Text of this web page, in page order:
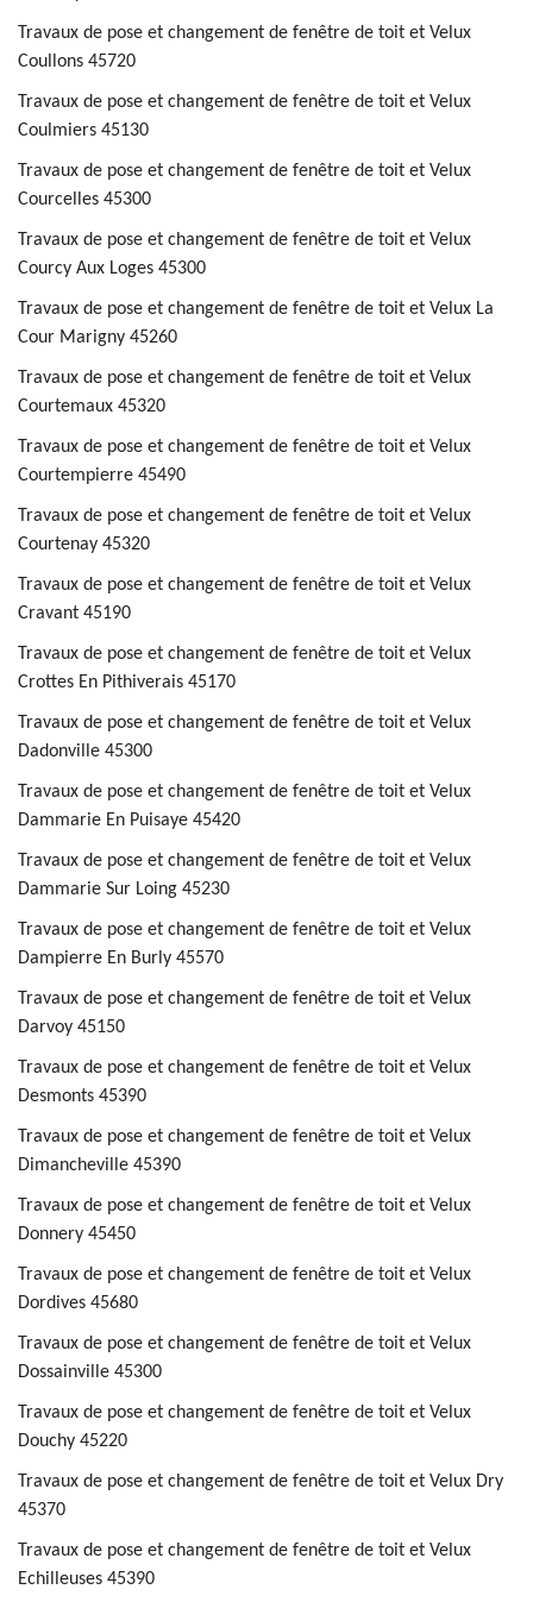
Travaux de pose et changement de fenêtre de toit et Velux
Coullons 45720
Travaux de pose et changement de fenêtre de toit et Velux
Coulmiers 45130
Travaux de pose et changement de fenêtre de toit et Velux
Courcelles 45300
Travaux de pose et changement de fenêtre de toit et Velux
Courcy Aux Loges 45300
Travaux de pose et changement de fenêtre de toit et Velux La
Cour Marigny 45260
Travaux de pose et changement de fenêtre de toit et Velux
Courtemaux 45320
Travaux de pose et changement de fenêtre de toit et Velux
Courtempierre 45490
Travaux de pose et changement de fenêtre de toit et Velux
Courtenay 45320
Travaux de pose et changement de fenêtre de toit et Velux
Cravant 45190
Travaux de pose et changement de fenêtre de toit et Velux
Crottes En Pithiverais 45170
Travaux de pose et changement de fenêtre de toit et Velux
Dadonville 45300
Travaux de pose et changement de fenêtre de toit et Velux
Dammarie En Puisaye 45420
Travaux de pose et changement de fenêtre de toit et Velux
Dammarie Sur Loing 45230
Travaux de pose et changement de fenêtre de toit et Velux
Dampierre En Burly 45570
Travaux de pose et changement de fenêtre de toit et Velux
Darvoy 45150
Travaux de pose et changement de fenêtre de toit et Velux
Desmonts 45390
Travaux de pose et changement de fenêtre de toit et Velux
Dimancheville 45390
Travaux de pose et changement de fenêtre de toit et Velux
Donnery 45450
Travaux de pose et changement de fenêtre de toit et Velux
Dordives 45680
Travaux de pose et changement de fenêtre de toit et Velux
Dossainville 45300
Travaux de pose et changement de fenêtre de toit et Velux
Douchy 45220
Travaux de pose et changement de fenêtre de toit et Velux Dry
45370
Travaux de pose et changement de fenêtre de toit et Velux
Echilleuses 45390